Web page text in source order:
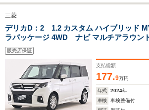
三菱
デリカD：2 1.2 カスタム ハイブリッド
ラパッケージ 4WD ナビ マルチアラウン
ライブレコーダー ETC 両側電動スライド
クテーブル 前席ウォークスルー 横滑り防止
販売店保証
支払総額
177.9万円
年式 2024年
車検
車検整備付